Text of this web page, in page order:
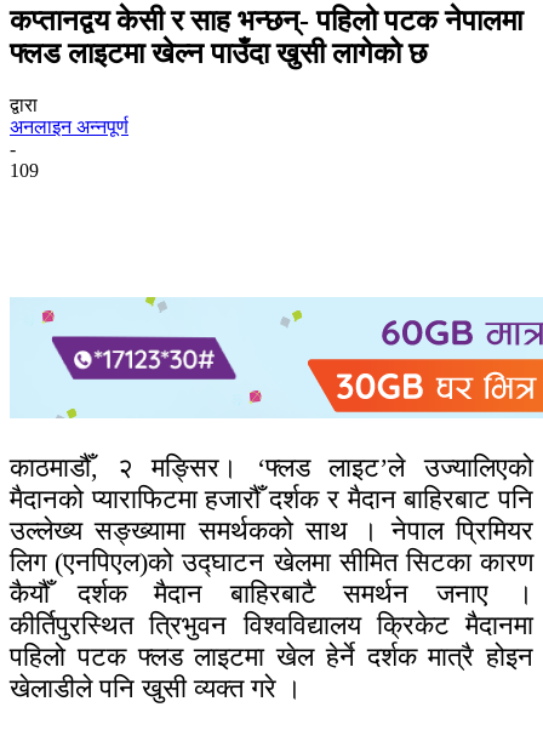
कप्तानद्वय केसी र साह भन्छन्- पहिलो पटक नेपालमा
फ्लड लाइटमा खेल्न पाउँदा खुसी लागेको छ
द्वारा
अनलाइन अन्नपूर्ण
-
109
काठमाडौँ, २ मङ्सिर। ‘फ्लड लाइट’ले उज्यालिएको
मैदानको प्याराफिटमा हजारौँ दर्शक र मैदान बाहिरबाट पनि
उल्लेख्य सङ्ख्यामा समर्थकको साथ । नेपाल प्रिमियर
लिग (एनपिएल)को उद्घाटन खेलमा सीमित सिटका कारण
कैयौँ दर्शक मैदान बाहिरबाटै समर्थन जनाए ।
कीर्तिपुरस्थित त्रिभुवन विश्वविद्यालय क्रिकेट मैदानमा
पहिलो पटक फ्लड लाइटमा खेल हेर्ने दर्शक मात्रै होइन
खेलाडीले पनि खुसी व्यक्त गरे ।